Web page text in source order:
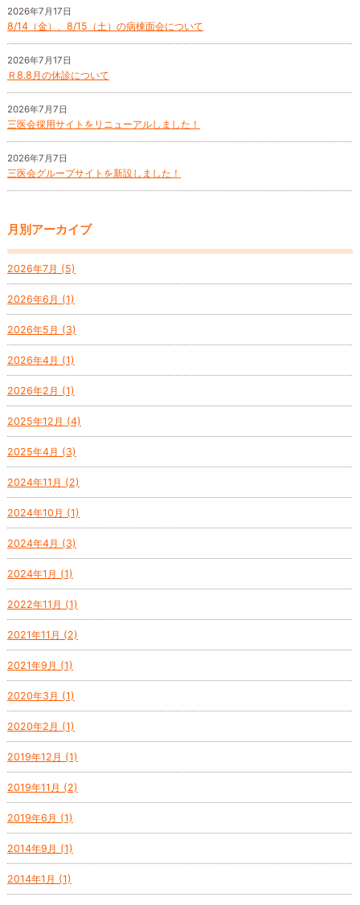
2026年7月17日
8/14（金）、8/15（土）の病棟面会について
2026年7月17日
Ｒ8.8月の休診について
2026年7月7日
三医会採用サイトをリニューアルしました！
2026年7月7日
三医会グループサイトを新設しました！
月別アーカイブ
2026年7月 (5)
2026年6月 (1)
2026年5月 (3)
2026年4月 (1)
2026年2月 (1)
2025年12月 (4)
2025年4月 (3)
2024年11月 (2)
2024年10月 (1)
2024年4月 (3)
2024年1月 (1)
2022年11月 (1)
2021年11月 (2)
2021年9月 (1)
2020年3月 (1)
2020年2月 (1)
2019年12月 (1)
2019年11月 (2)
2019年6月 (1)
2014年9月 (1)
2014年1月 (1)